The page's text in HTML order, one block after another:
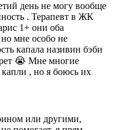
день не могу вообще
. Терапевт в ЖК
1+ они оба
мне особо не
капала називин бэби
😭 Мне многие
, но я боюсь их
или другими,